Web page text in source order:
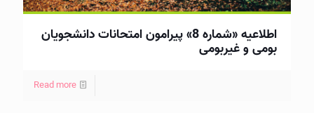
اطلاعیه «شماره 8» پیرامون امتحانات دانشجویان
بومی و غیربومی
Read more